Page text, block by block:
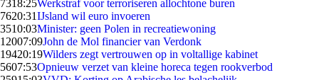
7318:25Werkstraf voor terroriseren allochtone buren
7620:31IJsland wil euro invoeren
3510:03Minister: geen Polen in recreatiewoning
12007:09John de Mol financier van Verdonk
19420:19Wilders zegt vertrouwen op in voltallige kabinet
5607:53Opnieuw verzet van kleine horeca tegen rookverbod